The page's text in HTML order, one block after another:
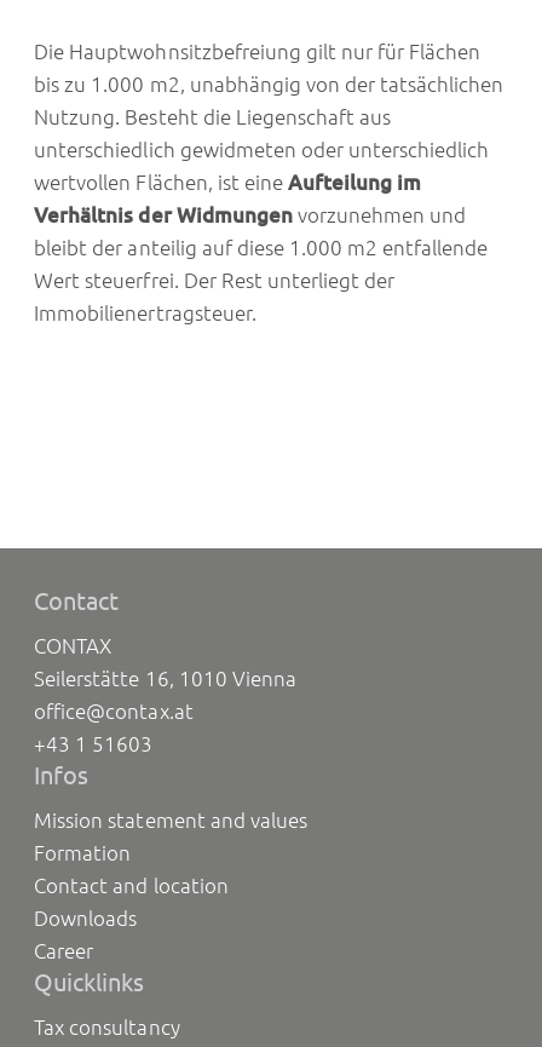
Die Hauptwohnsitzbefreiung gilt nur für Flächen
bis zu 1.000 m2, unabhängig von der tatsächlichen
Nutzung. Besteht die Liegenschaft aus
unterschiedlich gewidmeten oder unterschiedlich
wertvollen Flächen, ist eine Aufteilung im
Verhältnis der Widmungenvorzunehmen und
bleibt der anteilig auf diese 1.000 m2 entfallende
Wert steuerfrei. Der Rest unterliegt der
Immobilienertragsteuer.
Contact
CONTAX
Seilerstätte 16, 1010 Vienna
office@contax.at
+43 1 51603
Infos
Mission statement and values
Formation
Contact and location
Downloads
Career
Quicklinks
Tax consultancy